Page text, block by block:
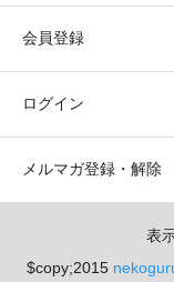
会員登録
ログイン
メルマガ登録・解除
表
$copy;2015